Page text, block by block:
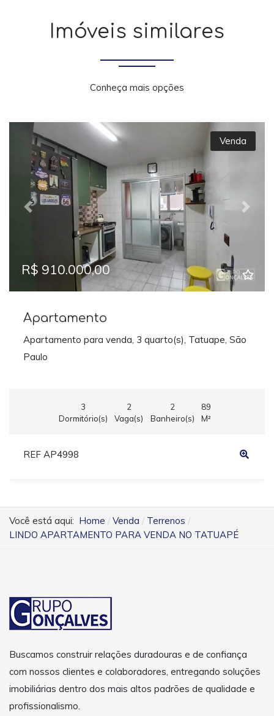
Imóveis similares
Conheça mais opções
Previous Next
Venda
R$ 910.000,00
Apartamento
Apartamento para venda, 3 quarto(s), Tatuape, São
Paulo
3
Dormitório(s)
2
Vaga(s)
2
Banheiro(s)
89
M²
REF AP4998
Você está aqui: Home Venda
Terrenos
LINDO APARTAMENTO PARA VENDA NO TATUAPÉ
Buscamos construir relações duradouras e de confiança
com nossos clientes e colaboradores, entregando soluções
imobiliárias dentro dos mais altos padrões de qualidade e
profissionalismo.